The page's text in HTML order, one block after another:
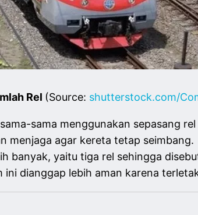
Rel (Source: shutterstock.com/
sama menggunakan sepasang
menjaga agar kereta tetap seimbang.
banyak, yaitu tiga rel sehingga
dianggap lebih aman karena